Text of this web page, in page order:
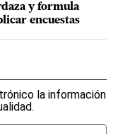
y formula
encuestas
la información